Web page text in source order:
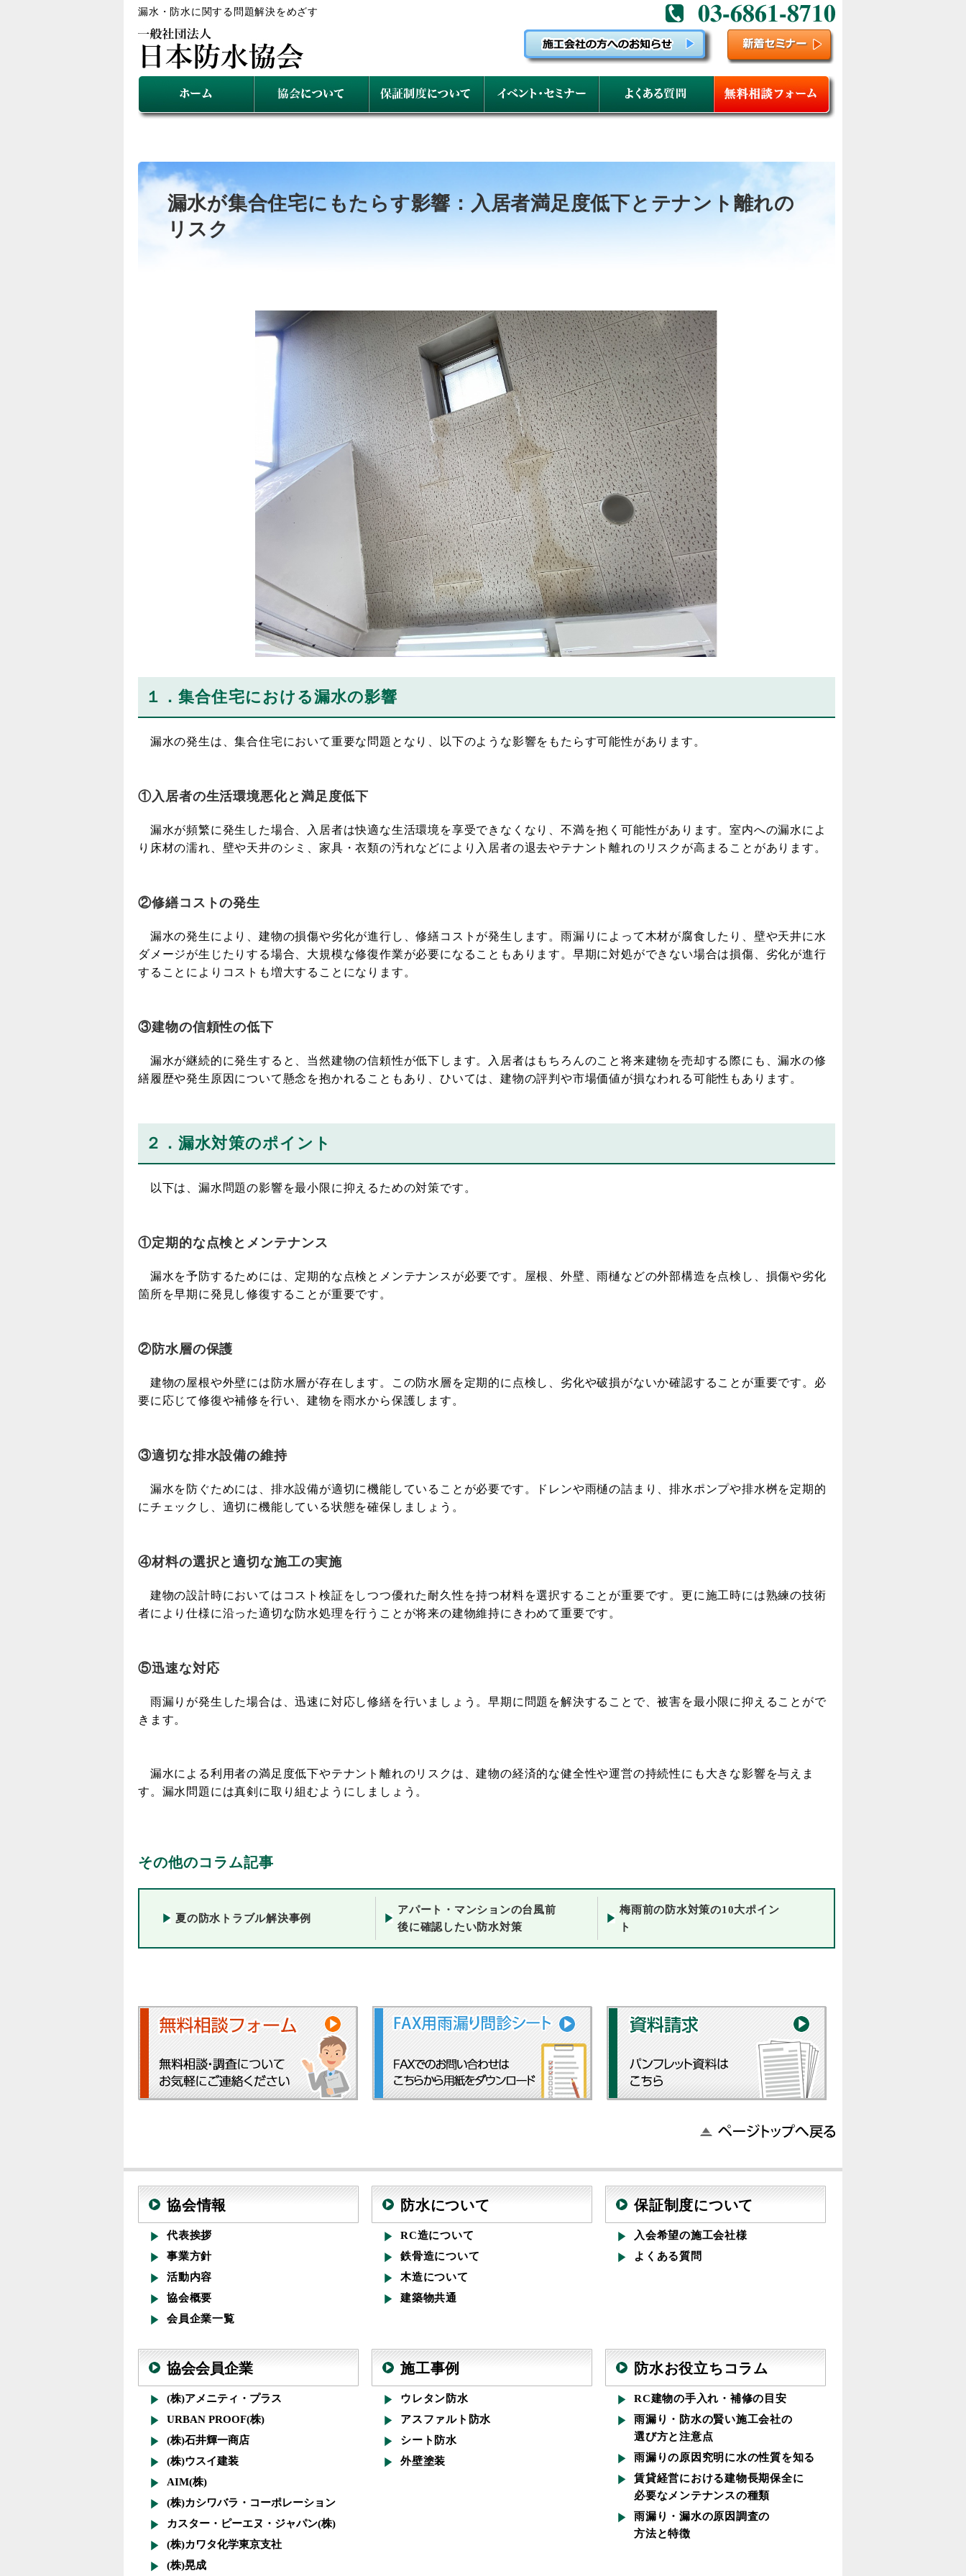
漏水・防水に関する問題解決をめざす
漏水が集合住宅にもたらす影響：入居者満足度低下とテナント離れの
リスク
１．集合住宅における漏水の影響
漏水の発生は、集合住宅において重要な問題となり、以下のような影響をもたらす可能性があります。
①入居者の生活環境悪化と満足度低下
漏水が頻繁に発生した場合、入居者は快適な生活環境を享受できなくなり、不満を抱く可能性があります。室内への漏水によ
り床材の濡れ、壁や天井のシミ、家具・衣類の汚れなどにより入居者の退去やテナント離れのリスクが高まることがあります。
②修繕コストの発生
漏水の発生により、建物の損傷や劣化が進行し、修繕コストが発生します。雨漏りによって木材が腐食したり、壁や天井に水
ダメージが生じたりする場合、大規模な修復作業が必要になることもあります。早期に対処ができない場合は損傷、劣化が進行
することによりコストも増大することになります。
③建物の信頼性の低下
漏水が継続的に発生すると、当然建物の信頼性が低下します。入居者はもちろんのこと将来建物を売却する際にも、漏水の修
繕履歴や発生原因について懸念を抱かれることもあり、ひいては、建物の評判や市場価値が損なわれる可能性もあります。
２．漏水対策のポイント
以下は、漏水問題の影響を最小限に抑えるための対策です。
①定期的な点検とメンテナンス
漏水を予防するためには、定期的な点検とメンテナンスが必要です。屋根、外壁、雨樋などの外部構造を点検し、損傷や劣化
箇所を早期に発見し修復することが重要です。
②防水層の保護
建物の屋根や外壁には防水層が存在します。この防水層を定期的に点検し、劣化や破損がないか確認することが重要です。必
要に応じて修復や補修を行い、建物を雨水から保護します。
③適切な排水設備の維持
漏水を防ぐためには、排水設備が適切に機能していることが必要です。ドレンや雨樋の詰まり、排水ポンプや排水桝を定期的
にチェックし、適切に機能している状態を確保しましょう。
④材料の選択と適切な施工の実施
建物の設計時においてはコスト検証をしつつ優れた耐久性を持つ材料を選択することが重要です。更に施工時には熟練の技術
者により仕様に沿った適切な防水処理を行うことが将来の建物維持にきわめて重要です。
⑤迅速な対応
雨漏りが発生した場合は、迅速に対応し修繕を行いましょう。早期に問題を解決することで、被害を最小限に抑えることがで
きます。
漏水による利用者の満足度低下やテナント離れのリスクは、建物の経済的な健全性や運営の持続性にも大きな影響を与えま
す。漏水問題には真剣に取り組むようにしましょう。
その他のコラム記事
夏の防水トラブル解決事例
アパート・マンションの台風前
後に確認したい防水対策
梅雨前の防水対策の10大ポイン
ト
協会情報
代表挨拶
事業方針
活動内容
協会概要
会員企業一覧
防水について
RC造について
鉄骨造について
木造について
建築物共通
保証制度について
入会希望の施工会社様
よくある質問
協会会員企業
(株)アメニティ・プラス
URBAN PROOF(株)
(株)石井輝一商店
(株)ウスイ建装
AIM(株)
(株)カシワバラ・コーポレーション
カスター・ピーエヌ・ジャパン(株)
(株)カワタ化学東京支社
(株)晃成
施工事例
ウレタン防水
アスファルト防水
シート防水
外壁塗装
防水お役立ちコラム
RC建物の手入れ・補修の目安
雨漏り・防水の賢い施工会社の
選び方と注意点
雨漏りの原因究明に水の性質を知る
賃貸経営における建物長期保全に
必要なメンテナンスの種類
雨漏り・漏水の原因調査の
方法と特徴